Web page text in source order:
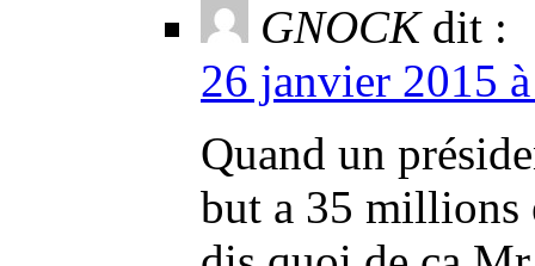
GNOCK dit :
26 janvier 2015
Quand un
but a 35 millions